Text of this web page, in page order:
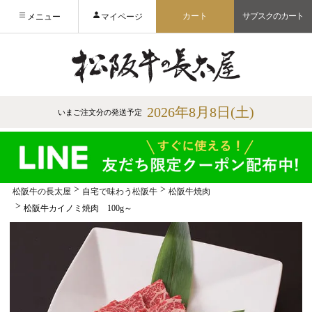
メニュー マイページ カート サブスクのカート
いまご注文分の発送予定 2026年8月8日(土)
松阪牛の長太屋 自宅で味わう松阪牛
松阪牛焼肉
松阪牛カイノミ焼肉 100g～